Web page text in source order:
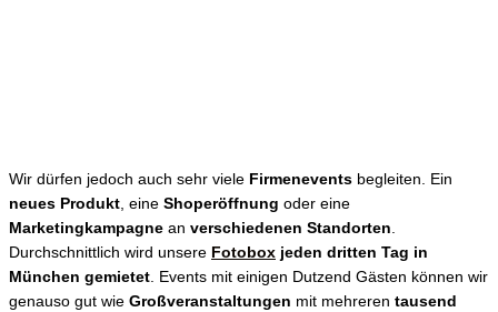
Wir dürfen jedoch auch sehr viele Firmenevents begleiten. Ein
neues Produkt, eine Shoperöffnung oder eine
Marketingkampagne an verschiedenen Standorten.
Durchschnittlich wird unsere Fotobox jeden dritten Tag in
München gemietet. Events mit einigen Dutzend Gästen können wir
genauso gut wie Großveranstaltungen mit mehreren tausend